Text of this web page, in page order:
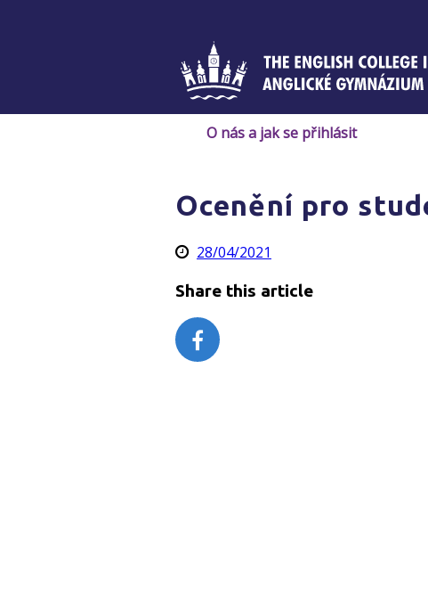
O nás a jak se přihlásit
Ocenění pro
28/04/2021
Share this article